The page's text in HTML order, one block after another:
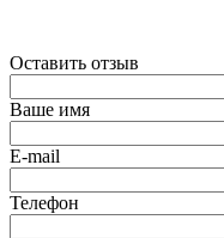
Оставить отзыв
Ваше имя
E-mail
Телефон